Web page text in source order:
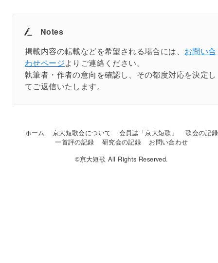
Notes
掲載内容の転載などを希望される場合には、 お問い合
わせページよりご連絡ください。
執筆者・作者の意向を確認し、その都度対応を決定し
てご返信いたします。
ホーム 京大短歌会について 会員誌「京大短歌」
歌会の記録
一首評の記録
研究会の記録
お問い合わせ
©京大短歌 All Rights Reserved.